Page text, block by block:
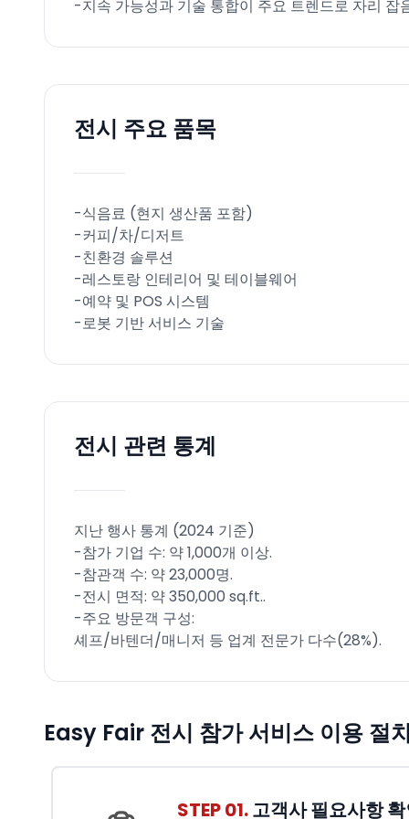
-지속 가능성과 기술 통합이 주요 트렌드로 자리 잡
전시 주요 품목
-식음료 (현지 생산품 포함)
-커피/차/디저트
-친환경 솔루션
-레스토랑 인테리어 및 테이블웨어
-예약 및 POS 시스템
-로봇 기반 서비스 기술
전시 관련 통계
지난 행사 통계 (2024 기준)
-참가 기업 수: 약 1,000개 이상.
-참관객 수: 약 23,000명.
-전시 면적: 약 350,000 sq.ft..
-주요 방문객 구성:
셰프/바텐더/매니저 등 업계 전문가 다수(28%).
Easy Fair 전시 참가 서비스 이용 절
STEP 01.고객사 필요사항